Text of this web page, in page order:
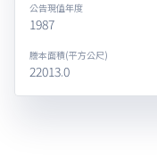
公告現值年度
1987
謄本面積(平方公尺)
22013.0